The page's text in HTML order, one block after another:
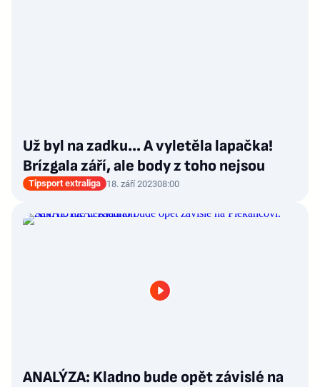
Už byl na zadku… A vyletěla lapačka!
Brízgala září, ale body z toho nejsou
Tipsport extraliga 18. září 202308:00
ANALÝZA: Kladno bude opět závislé na